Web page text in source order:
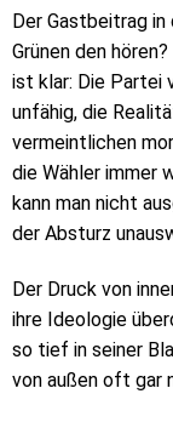
Der Gastbeitrag
Grünen den
ist klar: Die Partei
unfähig, die
vermeintlichen
die Wähler immer
kann man nicht
der Absturz
Der Druck von
ihre Ideologie
so tief in seiner
von außen oft gar